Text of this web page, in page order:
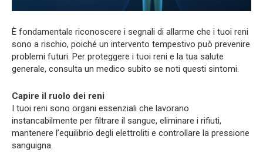
È fondamentale riconoscere i segnali di allarme che i tuoi reni
sono a rischio, poiché un intervento tempestivo può prevenire
problemi futuri. Per proteggere i tuoi reni e la tua salute
generale, consulta un medico subito se noti questi sintomi.
Capire il ruolo dei reni
I tuoi reni sono organi essenziali che lavorano
instancabilmente per filtrare il sangue, eliminare i rifiuti,
mantenere l’equilibrio degli elettroliti e controllare la pressione
sanguigna.